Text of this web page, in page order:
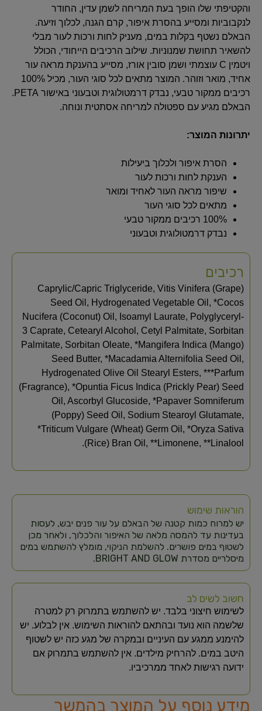
והקטיפתי שלו הופך בעת המריחה לשמן עדין, החודר
לנקבוביות ומסייע בהסרת איפור, קרם הגנה, לכלוך וזיעה.
הבאלם נשטף בקלות במים, מעניק לחות ורכות לעור מבלי
להשאיר תחושת שמנוניות. שילוב הרכיבים הייחודי, הכולל
ויטמין C עוצמתי ושמן סובין אורז, מסייע בהענקת מראה עור
אחיד, מואר וזוהר. המוצר מתאים לכל סוגי העור, מכיל 100%
רכיבים ממקור טבעי, נבדק דרמטולוגית וטבעוני באישור PETA.
הבאלם מגיע עם ספטולה למריחה אסתטית ונוחה.
יתרונות המוצר:
הסרת איפור ולכלוך ביעילות
הענקת לחות ורכות לעור
שיפור מראה העור לאחיד ומואר
מתאים לכל סוגי העור
100% רכיבים ממקור טבעי
נבדק דרמטולוגית וטבעוני
רכיבים
Caprylic/Capric Triglyceride, Vitis Vinifera (Grape)
Seed Oil, Hydrogenated Vegetable Oil, *Cocos
Nucifera (Coconut) Oil, Isoamyl Laurate, Polyglyceryl-
3 Caprate, Cetearyl Alcohol, Cetyl Palmitate, Sorbitan
Palmitate, Sorbitan Oleate, *Mangifera Indica (Mango)
Seed Butter, *Macadamia Alternifolia Seed Oil,
Hydrogenated Olive Oil Stearyl Esters, ***Parfum
(Fragrance), *Opuntia Ficus Indica (Prickly Pear) Seed
Oil, Ascorbyl Glucoside, *Papaver Somniferum
(Poppy) Seed Oil, Sodium Stearoyl Glutamate,
*Triticum Vulgare (Wheat) Germ Oil, *Oryza Sativa
(Rice) Bran Oil, **Limonene, **Linalool.
הוראות שימוש
יש למרוח כמות קטנה של הבאלם על עור פנים יבש, לעסות
בעדינות עד להמסה מלאה של האיפור והלכלוך, ולאחר מכן
לשטוף במים פושרים. להשלמת הניקוי, מומלץ להשתמש במים
מיסלריים מסדרת BRIGHT AND GLOW.
חשוב לשים לב
לשימוש חיצוני בלבד. יש להשתמש בתמרוק רק למטרה
שלשמה הוא נועד ובהתאם להוראות השימוש. אין לבלוע. יש
להימנע ממגע עם העיניים ובמקרה של מגע כזה יש לשטוף
היטב במים. להרחיק מילדים. אין להשתמש בתמרוק אם
ידועה רגישות לאחד ממרכיביו.
מידע נוסף על המוצר בהמשך